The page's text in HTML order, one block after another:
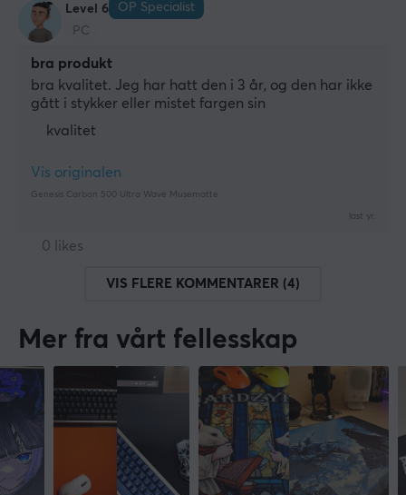
Level 6
OP Specialist
PC
bra produkt
bra kvalitet. Jeg har hatt den i 3 år, og den har ikke
gått i stykker eller mistet fargen sin
kvalitet
Vis originalen
Genesis Carbon 500 Ultra Wave Musematte
last yr.
0 likes
VIS FLERE KOMMENTARER (4)
Mer fra vårt fellesskap